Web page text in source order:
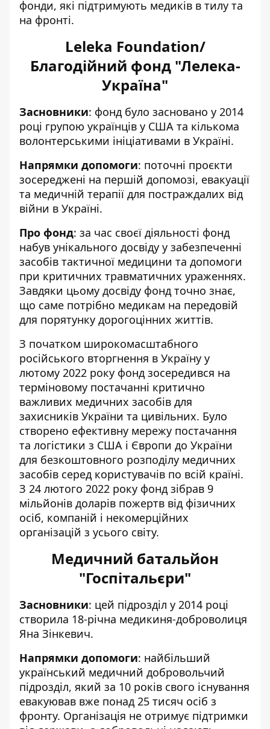
фонди, які підтримують медиків в тилу та
на фронті.
Leleka Foundation/
Благодійний фонд "Лелека-
Україна"
Засновники: фонд було засновано у 2014
році групою українців у США та кількома
волонтерськими ініціативами в Україні.
Напрямки допомоги: поточні проєкти
зосереджені на першій допомозі, евакуації
та медичній терапії для постраждалих від
війни в Україні.
Про фонд: за час своєї діяльності фонд
набув унікального досвіду у забезпеченні
засобів тактичної медицини та допомоги
при критичних травматичних ураженнях.
Завдяки цьому досвіду фонд точно знає,
що саме потрібно медикам на передовій
для порятунку дорогоцінних життів.
З початком широкомасштабного
російського вторгнення в Україну у
лютому 2022 року фонд зосередився на
терміновому постачанні критично
важливих медичних засобів для
захисників України та цивільних. Було
створено ефективну мережу постачання
та логістики з США і Європи до України
для безкоштовного розподілу медичних
засобів серед користувачів по всій країні.
З 24 лютого 2022 року фонд зібрав 9
мільйонів доларів пожертв від фізичних
осіб, компаній і некомерційних
організацій з усього світу.
Медичний батальйон
"Госпітальєри"
Засновники: цей підрозділ у 2014 році
створила 18-річна медикиня-доброволиця
Яна Зінкевич.
Напрямки допомоги: найбільший
український медичний добровольчий
підрозділ, який за 10 років свого існування
евакуював вже понад 25 тисяч осіб з
фронту. Організація не отримує підтримки